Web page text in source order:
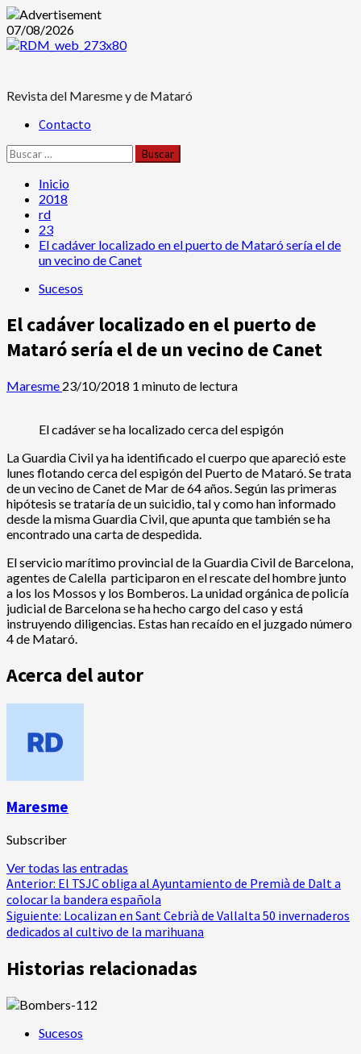
Saltar
al
07/08/2026
Revista del Maresme y de Mataró
Menú Contacto
Buscar:
Inicio
2018
rd
23
El cadáver localizado en el puerto de Mataró sería el de
un vecino de Canet
Sucesos
El cadáver localizado en el puerto de
Mataró sería el de un vecino de Canet
Maresme 23/10/2018 1 minuto de lectura
El cadáver se ha localizado cerca del espigón
La Guardia Civil ya ha identificado el cuerpo que apareció este
lunes flotando cerca del espigón del Puerto de Mataró. Se trata
de un vecino de Canet de Mar de 64 años. Según las primeras
hipótesis se trataría de un suicidio, tal y como han informado
desde la misma Guardia Civil, que apunta que también se ha
encontrado una carta de despedida.
El servicio marítimo provincial de la Guardia Civil de Barcelona,
agentes de Calella participaron en el rescate del hombre junto
a los los Mossos y los Bomberos. La unidad orgánica de policía
judicial de Barcelona se ha hecho cargo del caso y está
instruyendo diligencias. Estas han recaído en el juzgado número
4 de Mataró.
Acerca del autor
Maresme
Subscriber
Ver todas las entradas
Navegación
de
entradas
Anterior: El TSJC obliga al Ayuntamiento de Premià de Dalt a
colocar la bandera española
Siguiente: Localizan en Sant Cebrià de Vallalta 50 invernaderos
dedicados al cultivo de la marihuana
Historias relacionadas
Sucesos